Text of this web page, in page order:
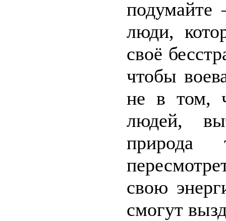
подумайте
люди,
своё
чтобы
не в том,
людей,
свою
смогут